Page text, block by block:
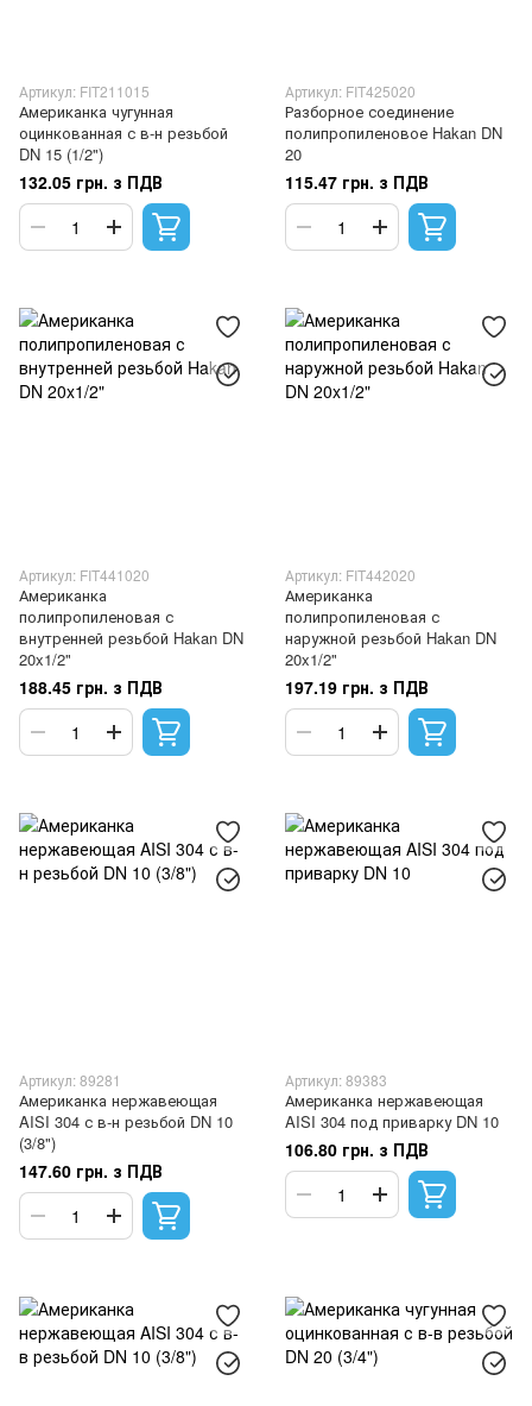
Артикул: FIT211015
Американка чугунная
оцинкованная с в-н резьбой
DN 15 (1/2")
132.05 грн. з ПДВ
Артикул: FIT425020
Разборное соединение
полипропиленовое Hakan DN
20
115.47 грн. з ПДВ
Артикул: FIT441020
Американка
полипропиленовая с
внутренней резьбой Hakan DN
20x1/2"
188.45 грн. з ПДВ
Артикул: FIT442020
Американка
полипропиленовая с
наружной резьбой Hakan DN
20x1/2"
197.19 грн. з ПДВ
Артикул: 89281
Американка нержавеющая
AISI 304 с в-н резьбой DN 10
(3/8")
147.60 грн. з ПДВ
Артикул: 89383
Американка нержавеющая
AISI 304 под приварку DN 10
106.80 грн. з ПДВ